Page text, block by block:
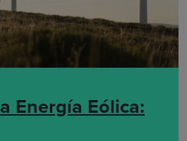
Energía Eólica: